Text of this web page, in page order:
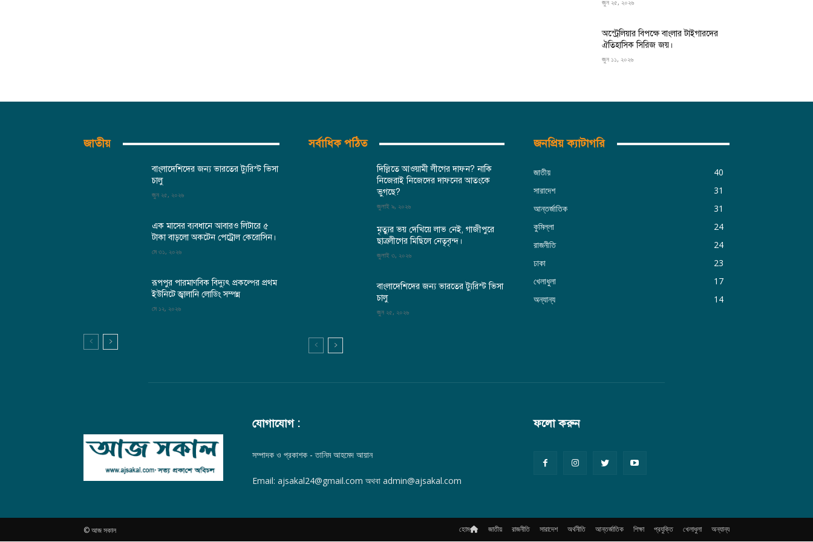
জুন ২৫, ২০২৬
অস্ট্রেলিয়ার বিপক্ষে বাংলার টাইগারদের
ঐতিহাসিক সিরিজ জয়।
জুন ১১, ২০২৬
জাতীয়
বাংলাদেশিদের জন্য ভারতের ট্যুরিস্ট ভিসা
চালু
জুন ২৫, ২০২৬
এক মাসের ব্যবধানে আবারও লিটারে ৫
টাকা বাড়লো অকটেন পেট্রোল কেরোসিন।
মে ৩১, ২০২৬
রূপপুর পারমাণবিক বিদ্যুৎ প্রকল্পের প্রথম
ইউনিটে জ্বালানি লোডিং সম্পন্ন
মে ১২, ২০২৬
সর্বাধিক পঠিত
দিল্লিতে আওয়ামী লীগের দাফন? নাকি
নিজেরাই নিজেদের দাফনের আতংকে
ভুগছে?
জুলাই ৯, ২০২৬
মৃত্যুর ভয় দেখিয়ে লাভ নেই, গাজীপুরে
ছাত্রলীগের মিছিলে নেতৃবৃন্দ।
জুলাই ৩, ২০২৬
বাংলাদেশিদের জন্য ভারতের ট্যুরিস্ট ভিসা
চালু
জুন ২৫, ২০২৬
জনপ্রিয় ক্যাটাগরি
জাতীয়
40
সারাদেশ
31
আন্তর্জাতিক
31
কুমিল্লা
24
রাজনীতি
24
ঢাকা
23
খেলাধুলা
17
অন্যান্য
14
যোগাযোগ :
সম্পাদক ও প্রকাশক - তানিম আহমেদ আয়ান
Email: ajsakal24@gmail.com অথবা admin@ajsakal.com
ফলো করুন
© আজ সকাল হোম জাতীয় রাজনীতি সারাদেশ অর্থনীতি আন্তর্জাতিক শিক্ষা প্রযুক্তি খেলাধুলা অন্যান্য